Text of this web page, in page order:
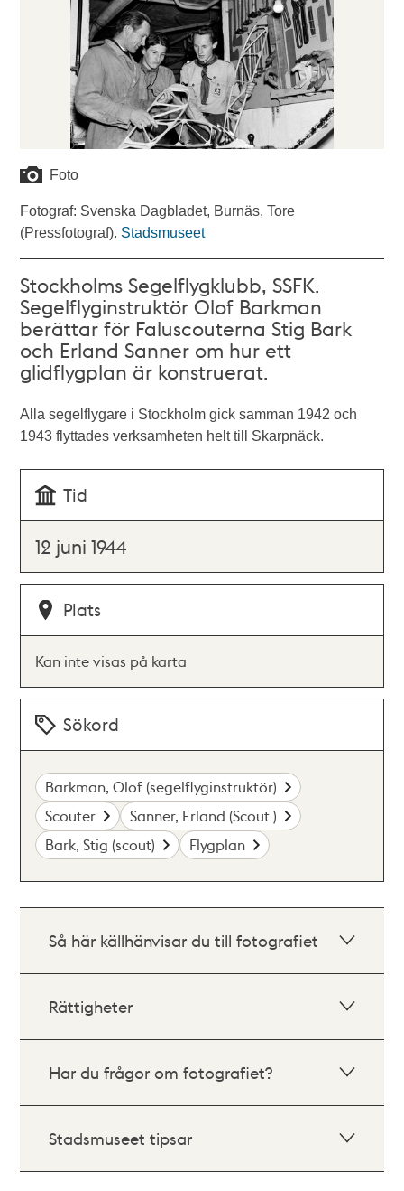
Foto
Fotograf: Svenska Dagbladet, Burnäs, Tore
(Pressfotograf). Stadsmuseet
Stockholms Segelflygklubb, SSFK.
Segelflyginstruktör Olof Barkman
berättar för Faluscouterna Stig Bark
och Erland Sanner om hur ett
glidflygplan är konstruerat.
Alla segelflygare i Stockholm gick samman 1942 och
1943 flyttades verksamheten helt till Skarpnäck.
Tid
12 juni 1944
Plats
Kan inte visas på karta
Sökord
Barkman, Olof (segelflyginstruktör)
Scouter
Sanner, Erland (Scout.)
Bark, Stig (scout)
Flygplan
Så här källhänvisar du till fotografiet
Rättigheter
Har du frågor om fotografiet?
Stadsmuseet tipsar